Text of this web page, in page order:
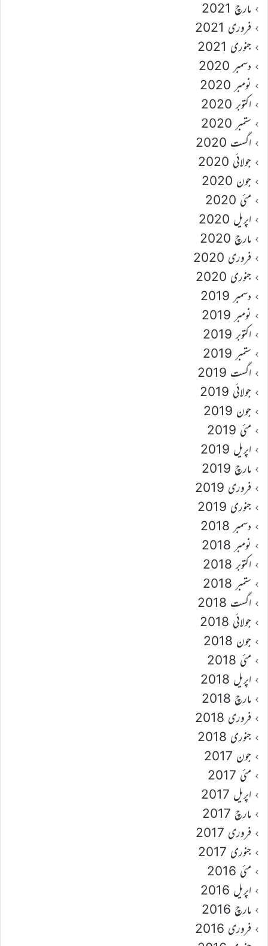
مارچ 2021
فروری 2021
جنوری 2021
دسمبر 2020
نومبر 2020
اکتوبر 2020
ستمبر 2020
اگست 2020
جولائی 2020
جون 2020
مئی 2020
اپریل 2020
مارچ 2020
فروری 2020
جنوری 2020
دسمبر 2019
نومبر 2019
اکتوبر 2019
ستمبر 2019
اگست 2019
جولائی 2019
جون 2019
مئی 2019
اپریل 2019
مارچ 2019
فروری 2019
جنوری 2019
دسمبر 2018
نومبر 2018
اکتوبر 2018
ستمبر 2018
اگست 2018
جولائی 2018
جون 2018
مئی 2018
اپریل 2018
مارچ 2018
فروری 2018
جنوری 2018
جون 2017
مئی 2017
اپریل 2017
مارچ 2017
فروری 2017
جنوری 2017
مئی 2016
اپریل 2016
مارچ 2016
فروری 2016